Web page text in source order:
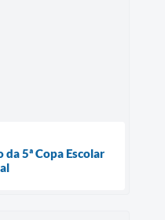
5ª Copa Escolar